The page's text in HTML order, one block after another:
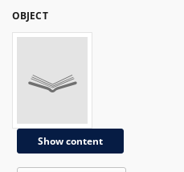
OBJECT
Show content